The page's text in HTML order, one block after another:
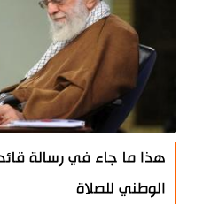
هذا ما جاء في رسالة قائد
الوطني للصلاة